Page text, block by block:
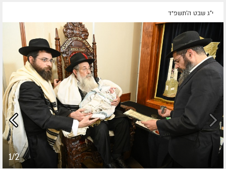
י"ג שבט ה׳תשפ״ד
1/2